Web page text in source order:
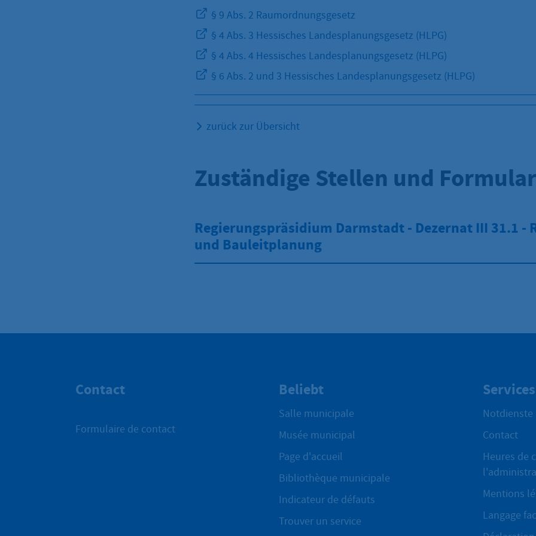
§ 9 Abs. 2 Raumordnungsgesetz
§ 4 Abs. 3 Hessisches Landesplanungsgesetz (HLPG)
§ 4 Abs. 4 Hessisches Landesplanungsgesetz (HLPG)
§ 6 Abs. 2 und 3 Hessisches Landesplanungsgesetz (HLPG)
zurück zur Übersicht
Zuständige Stellen und
Regierungspräsidium Darmstadt - Dezernat III 31.1 -
und Bauleitplanung
Contact
Formulaire de contact
Beliebt
Salle municipale
Musée municipal
Page d'accueil
Bibliothèque municipale
Indicateur de défauts
Trouver un service
Services
Notdienste
Contact
Heures de
Mentions
Langage